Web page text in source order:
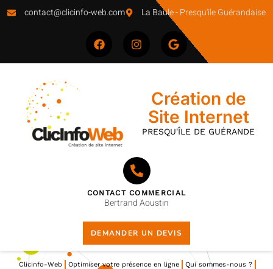
principalcontact@clicinfo-web.com La Baule - Presqu'ile Guérandaise
Création de
Site Internet
PRESQU'ÎLE DE GUÉRANDE
CONTACT COMMERCIAL
Bertrand Aoustin
DEMANDER UN DEVIS
Clicinfo-Web Optimiser votre présence en ligne Qui sommes-nous ?